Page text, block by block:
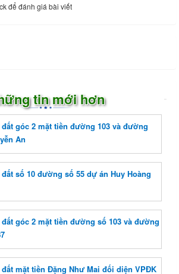
để đánh giá bài viết
tin mới hơn
đất góc 2 mặt tiền đường 103 và đường
An
đất số 10 đường số 55 dự án Huy Hoàng
đất góc 2 mặt tiền đường số 103 và đường
đất mặt tiền Đặng Như Mai đối diện VPĐK